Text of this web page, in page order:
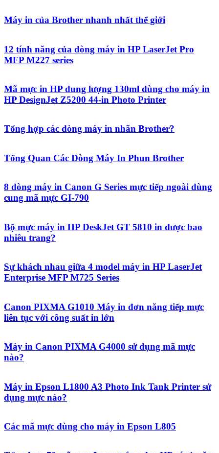
Máy in của Brother nhanh nhất thế giới
12 tính năng của dòng máy in HP LaserJet Pro
MFP M227 series
Mã mực in HP dung lượng 130ml dùng cho máy in
HP DesignJet Z5200 44-in Photo Printer
Tổng hợp các dòng máy in nhãn Brother?
Tổng Quan Các Dòng Máy In Phun Brother
8 dòng máy in Canon G Series mực tiếp ngoài dùng
cung mã mực GI-790
Bộ mực máy in HP DeskJet GT 5810 in được bao
nhiêu trang?
Sự khách nhau giữa 4 model máy in HP LaserJet
Enterprise MFP M725 Series
Canon PIXMA G1010 Máy in đơn năng tiếp mực
liên tục với công suất in lớn
Máy in Canon PIXMA G4000 sử dụng mã mực
nào?
Máy in Epson L1800 A3 Photo Ink Tank Printer sử
dụng mực nào?
Các mã mực dùng cho máy in Epson L805